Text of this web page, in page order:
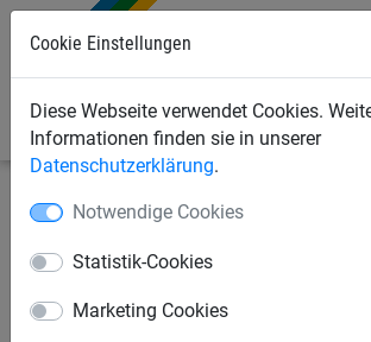
Cookie Einstellungen
Diese Webseite verwendet Cookies.
Informationen finden sie in unserer
Datenschutzerklärung.
Notwendige Cookies
Statistik-Cookies
Marketing Cookies
Sportnetze Diverse Sportarten
Hammerwurf-